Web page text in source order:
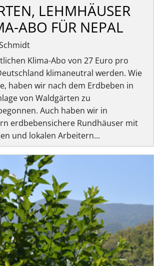
LEHMHÄUSER
ABO FÜR NEPAL
Klima-Abo von 27 Euro pro
klimaneutral werden. Wie
haben wir nach dem Erdbeben in
von Waldgärten zu
Auch haben wir in
erdbebensichere Rundhäuser mit
und lokalen Arbeitern...